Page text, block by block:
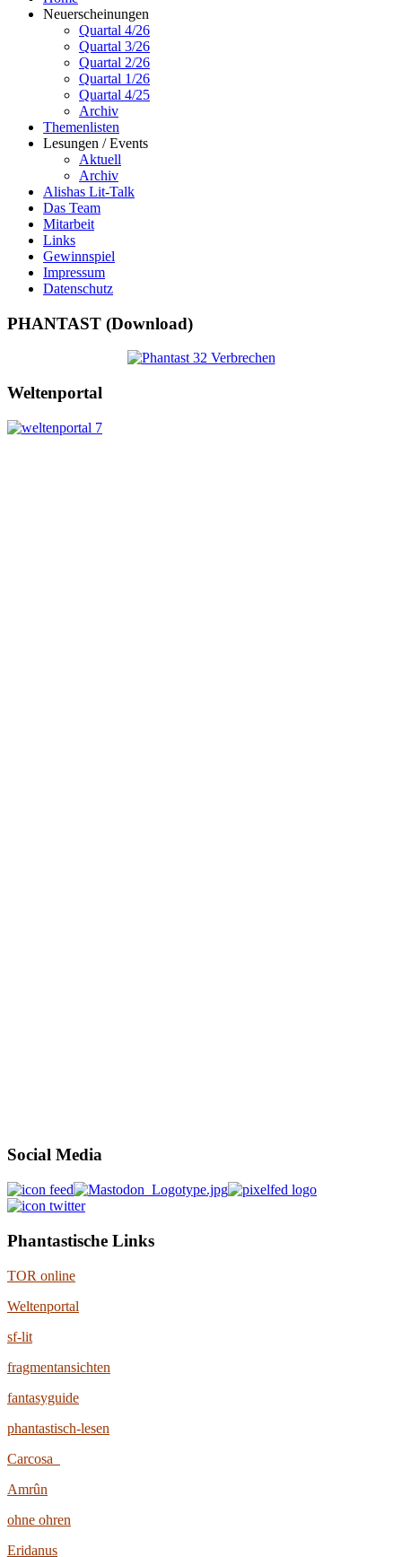
Neuerscheinungen
Quartal 4/26
Quartal 3/26
Quartal 2/26
Quartal 1/26
Quartal 4/25
Archiv
Themenlisten
Lesungen / Events
Aktuell
Archiv
Alishas Lit-Talk
Das Team
Mitarbeit
Links
Gewinnspiel
Impressum
Datenschutz
PHANTAST (Download)
Weltenportal
Social Media
Phantastische Links
TOR online
Weltenportal
sf-lit
fragmentansichten
fantasyguide
phantastisch-lesen
Carcosa
Amrûn
ohne ohren
Eridanus